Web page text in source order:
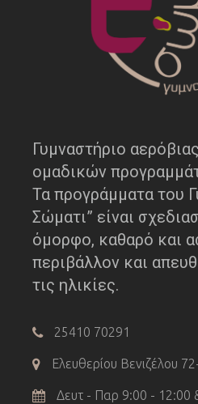
Γυμναστήριο
ομαδικών
Τα προγράμματα του
Σώματι” είναι
όμορφο, καθαρό και
περιβάλλον και
τις ηλικίες.
25410 70291
Ελευθερίου Βενιζέλου
Δευτ - Παρ 9:00 - 12:00